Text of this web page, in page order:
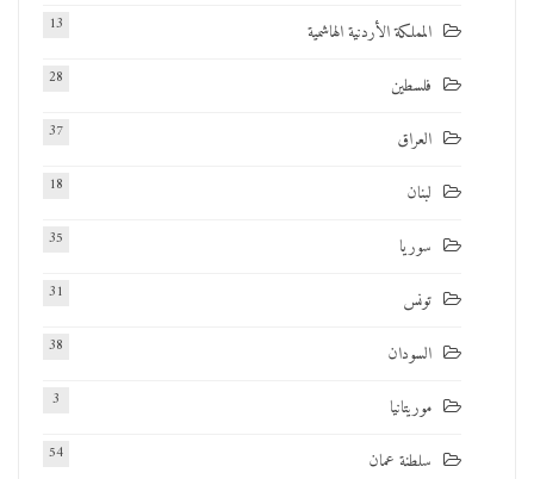
المملكة الأردنية الهاشمية 13
فلسطين 28
العراق 37
لبنان 18
سوريا 35
تونس 31
السودان 38
موريتانيا 3
سلطنة عمان 54